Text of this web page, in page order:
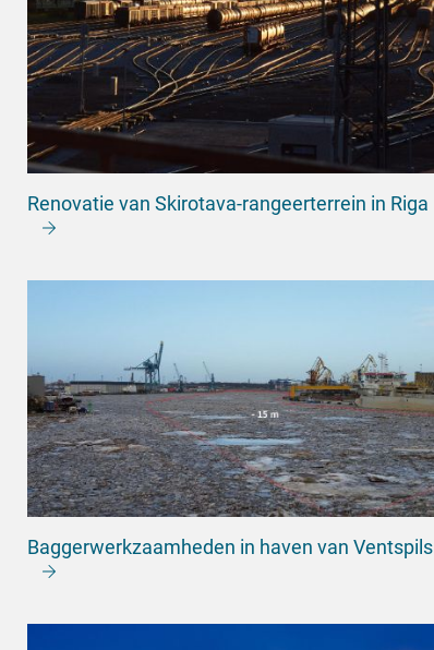
Renovatie van Skirotava-rangeerterrein in Riga
Baggerwerkzaamheden in haven van Ventspils